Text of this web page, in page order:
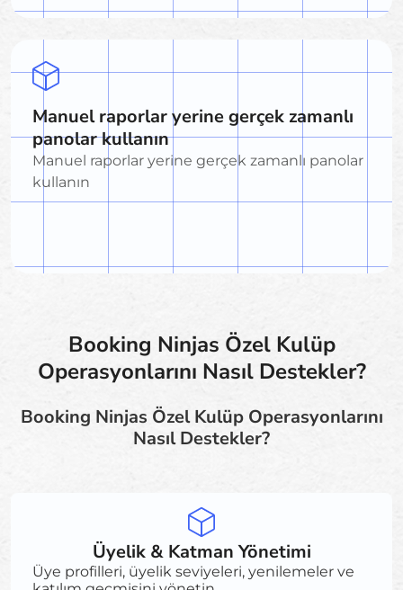
Manuel raporlar yerine gerçek zamanlı
panolar kullanın
Manuel raporlar yerine gerçek zamanlı panolar
kullanın
Booking Ninjas Özel Kulüp
Operasyonlarını Nasıl Destekler?
Booking Ninjas Özel Kulüp Operasyonlarını
Nasıl Destekler?
Üyelik & Katman Yönetimi
Üye profilleri, üyelik seviyeleri, yenilemeler ve